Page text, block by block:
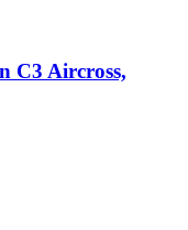
C3 Aircross,